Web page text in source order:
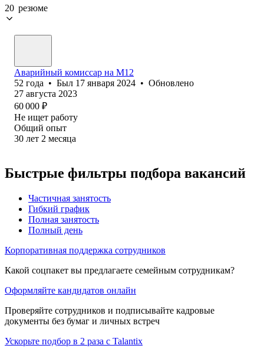
20 резюме
Аварийный комиссар на М12
52 года • Был 17 января 2024 • Обновлено
27 августа 2023
60 000 ₽
Не ищет работу
Общий опыт
30 лет 2 месяца
Быстрые фильтры подбора вакансий
Частичная занятость
Гибкий график
Полная занятость
Полный день
Корпоративная поддержка сотрудников
Какой соцпакет вы предлагаете семейным сотрудникам?
Оформляйте кандидатов онлайн
Проверяйте сотрудников и подписывайте кадровые
документы без бумаг и личных встреч
Ускорьте подбор в 2 раза с Talantix